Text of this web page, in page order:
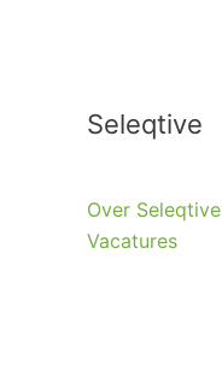
Seleqtive
Over Seleqtive
Vacatures